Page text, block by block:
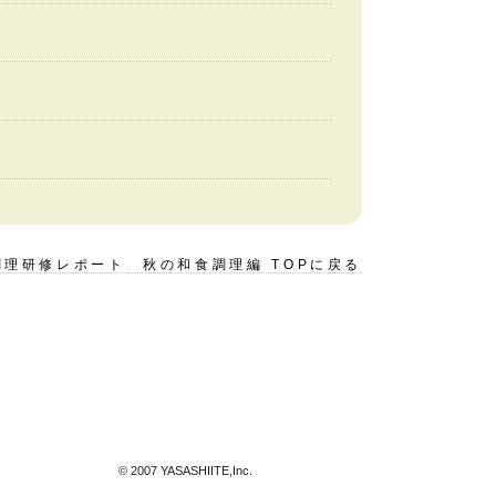
理研修レポート 秋の和食調理編 TOPに戻る
© 2007 YASASHIITE,Inc.